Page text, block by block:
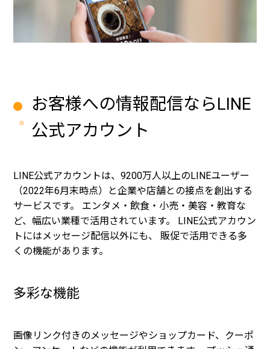
お客様への情報配信ならLINE
公式アカウント
LINE公式アカウントは、9200万人以上のLINEユーザー
（2022年6月末時点）と企業や店舗との接点を創出する
サービスです。 エンタメ・飲食・小売・美容・教育な
ど、幅広い業種で活用されています。 LINE公式アカウン
トにはメッセージ配信以外にも、 販促で活用できる多
くの機能があります。
多彩な機能
画像リンク付きのメッセージやショップカード、クーポ